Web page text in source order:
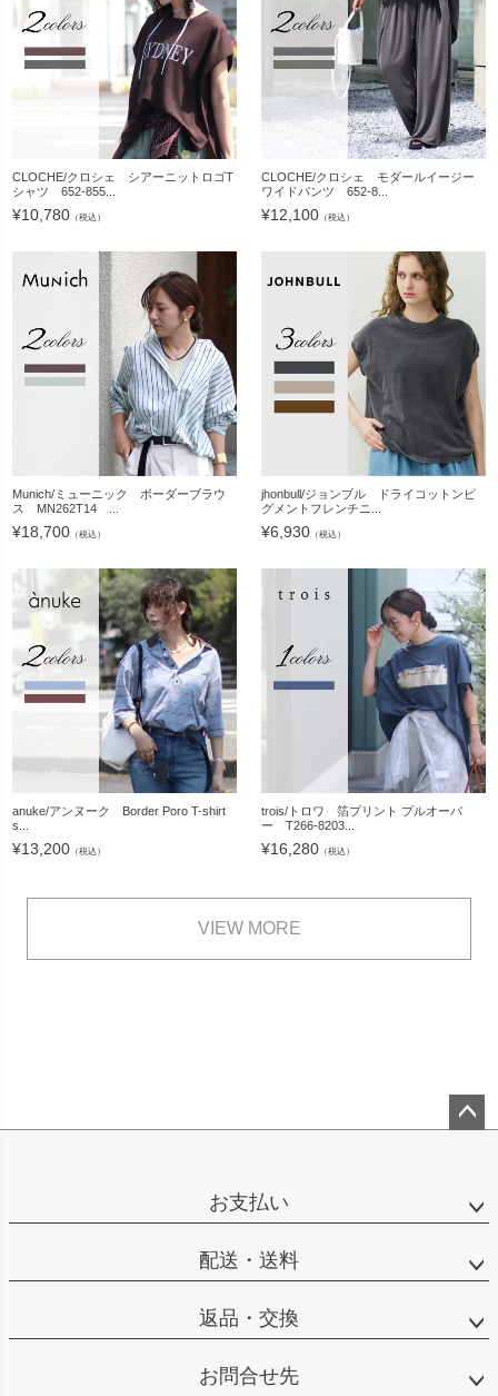
CLOCHE/クロシェ シアーニットロゴT
シャツ 652-855...
¥10,780 （税込）
CLOCHE/クロシェ モダールイージー
ワイドパンツ 652-8...
¥12,100 （税込）
Munich/ミューニック ボーダーブラウ
ス MN262T14 ...
¥18,700 （税込）
jhonbull/ジョンブル ドライコットンピ
グメントフレンチニ...
¥6,930 （税込）
anuke/アンヌーク Border Poro T-shirt
s...
¥13,200 （税込）
trois/トロワ 箔プリント プルオーバ
ー T266-8203...
¥16,280 （税込）
VIEW MORE
お支払い
配送・送料
返品・交換
お問合せ先